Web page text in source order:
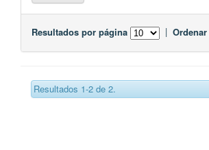
Resultados por página |
Resultados 1-2 de 2.